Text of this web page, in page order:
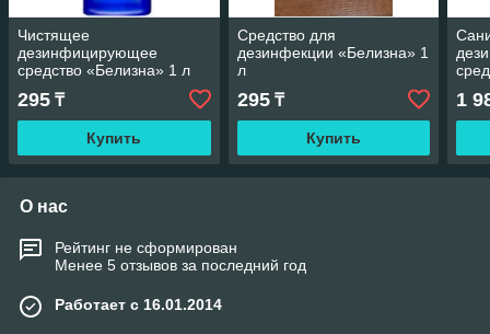
Чистящее
дезинфицирующее
средство «Белизна» 1 л
295 ₸
Купить
Средство для
дезинфекции «Белизна» 1
л
295₸
Купить
1
О нас
Рейтинг не сформирован
Менее 5 отзывов за последний год
Работает с 16.01.2014